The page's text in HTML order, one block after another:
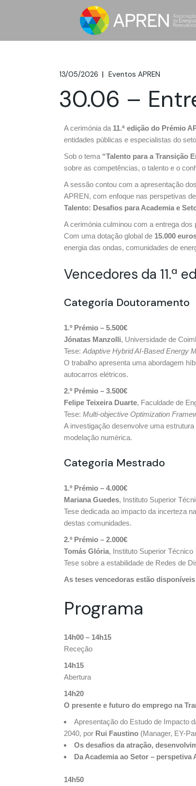
13/05/2026 Eventos APREN
30.06 –
A cerimónia da 11.ª edição do Prémio
entidades públicas e especialistas do
Sob o tema “Talento para a Transição
sobre as competências, o talento e o
A sessão contou com a apresentação
APREN, com enfoque nas perspetivas
Talento: Desafios para Academia e
A cerimónia culminou com a entrega
Com uma dotação global de 15.000
energia das ondas, comunidades de
Vencedores da 11.ª
Categoria Doutoramento
1.º Prémio – 5.500€
Jónatas Manzolli, Universidade de
Tese: Adaptive Hybrid AI-Based Energy
O trabalho apresenta uma abordagem
autocarros elétricos.
2.º Prémio – 3.500€
Felipe Teixeira Duarte, Faculdade de
Tese: Multi-objective Optimization
A investigação desenvolve uma
modelação numérica.
Categoria Mestrado
1.º Prémio – 4.000€
Mariana Guedes, Instituto Superior
Tese dedicada ao impacto da incerteza
destas comunidades.
2.º Prémio – 2.000€
Tomás Glória, Instituto Superior Técnico
Tese sobre a estabilidade de Redes de
As teses vencedoras estão
Programa
14h00 – 14h15
Receção
14h15
Abertura
14h20
O presente e futuro do emprego na
Apresentação do Estudo de Impacto
2040, por Rui Faustino (Manager, EY-
Os desafios da atração,
Da Academia ao Setor – perspetiva
14h50